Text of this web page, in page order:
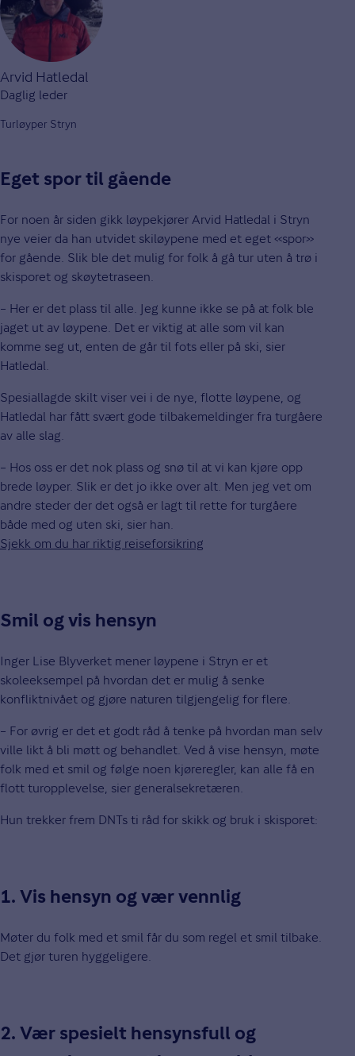
Arvid Hatledal
Daglig leder
Turløyper Stryn
Eget spor til gående
For noen år siden gikk løypekjører Arvid Hatledal i Stryn
nye veier da han utvidet skiløypene med et eget «spor»
for gående. Slik ble det mulig for folk å gå tur uten å trø i
skisporet og skøytetraseen.
– Her er det plass til alle. Jeg kunne ikke se på at folk ble
jaget ut av løypene. Det er viktig at alle som vil kan
komme seg ut, enten de går til fots eller på ski, sier
Hatledal.
Spesiallagde skilt viser vei i de nye, flotte løypene, og
Hatledal har fått svært gode tilbakemeldinger fra turgåere
av alle slag.
– Hos oss er det nok plass og snø til at vi kan kjøre opp
brede løyper. Slik er det jo ikke over alt. Men jeg vet om
andre steder der det også er lagt til rette for turgåere
både med og uten ski, sier han.
Sjekk om du har riktig reiseforsikring
Smil og vis hensyn
Inger Lise Blyverket mener løypene i Stryn er et
skoleeksempel på hvordan det er mulig å senke
konfliktnivået og gjøre naturen tilgjengelig for flere.
– For øvrig er det et godt råd å tenke på hvordan man selv
ville likt å bli møtt og behandlet. Ved å vise hensyn, møte
folk med et smil og følge noen kjøreregler, kan alle få en
flott turopplevelse, sier generalsekretæren.
Hun trekker frem DNTs ti råd for skikk og bruk i skisporet:
1. Vis hensyn og vær vennlig
Møter du folk med et smil får du som regel et smil tilbake.
Det gjør turen hyggeligere.
2. Vær spesielt hensynsfull og